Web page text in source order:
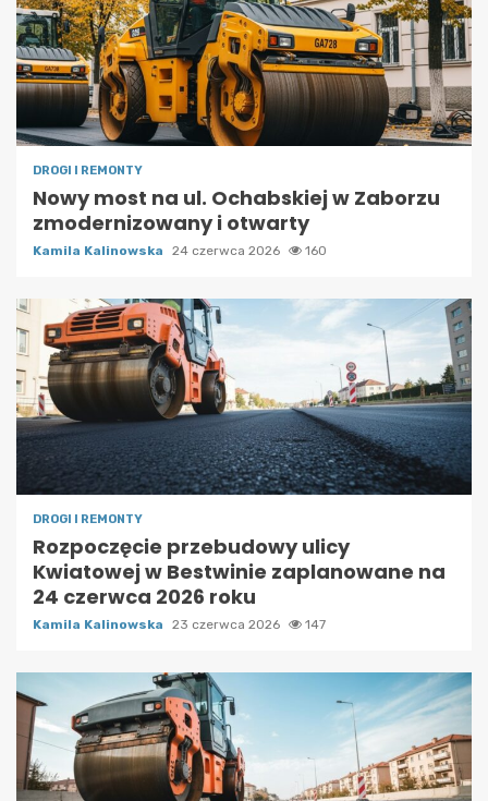
DROGI I REMONTY
Nowy most na ul. Ochabskiej w Zaborzu
zmodernizowany i otwarty
Kamila Kalinowska 24 czerwca 2026 160
DROGI I REMONTY
Rozpoczęcie przebudowy ulicy
Kwiatowej w Bestwinie zaplanowane na
24 czerwca 2026 roku
Kamila Kalinowska 23 czerwca 2026 147